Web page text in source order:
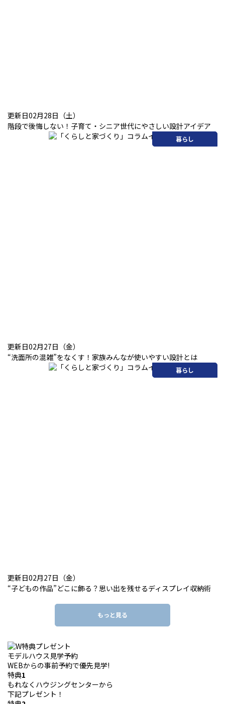
更新日02月28日（土）
階段で後悔しない！子育て・シニア世代にやさしい設計アイデア
暮らし
更新日02月27日（金）
“洗面所の混雑”をなくす！家族みんなが使いやすい設計とは
暮らし
更新日02月27日（金）
“子どもの作品”どこに飾る？思い出を残せるディスプレイ収納術
もっと見る
モデルハウス見学予約
WEBからの事前予約で優先見学!
特典1
もれなくハウジングセンターから
下記プレゼント！